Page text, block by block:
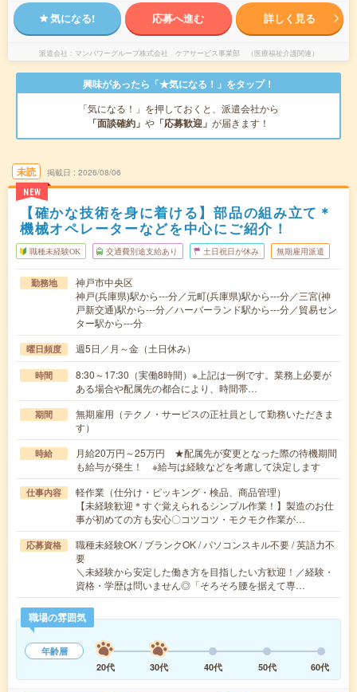
気になる! 応募へ進む 詳しく見る
派遣会社 マンパワーグループ株式会社 ケアサービス事業部 （医療福祉介護関連）
興味があったら「★気になる！」をタップ！
「気になる！」を押しておくと、派遣会社から
「面談確約」 や 「応募歓迎」 が届きます！
未読
NEW
掲載日 2026/08/06
【確かな技術を身に着ける】部品の組み立て＊
機械オペレーターなどを中心にご紹介！
職種未経験OK 交通費別途支給あり 土日祝日が休み 無期雇用派遣
勤務地
神戸市中央区
神戸(兵庫県)駅から---分／元町(兵庫県)駅から---分／三宮(神
戸新交通)駅から---分／ハーバーランド駅から---分／貿易セン
ター駅から---分
曜日頻度 週5日／月～金（土日休み）
時間
8:30～17:30（実働8時間）※上記は一例です。業務上必要が
ある場合や配属先の都合により、時間帯…
期間
無期雇用（テクノ・サービスの正社員として勤務いただきま
す）
時給
月給20万円～25万円 ★配属先が変更となった際の待機期間
も給与が発生！ ※給与は経験などを考慮して決定します
仕事内容
軽作業（仕分け・ピッキング・検品、商品管理）
【未経験歓迎＊すぐ覚えられるシンプル作業！】製造のお仕
事が初めての方も安心〇コツコツ・モクモク作業が…
応募資格
職種未経験OK / ブランクOK / パソコンスキル不要 / 英語力不
要
＼未経験から安定した働き方を目指したい方歓迎！／経験・
資格・学歴は問いません◎「そろそろ腰を据えて専…
職場の雰囲気
年齢層
20代
30代 40代 50代 60代